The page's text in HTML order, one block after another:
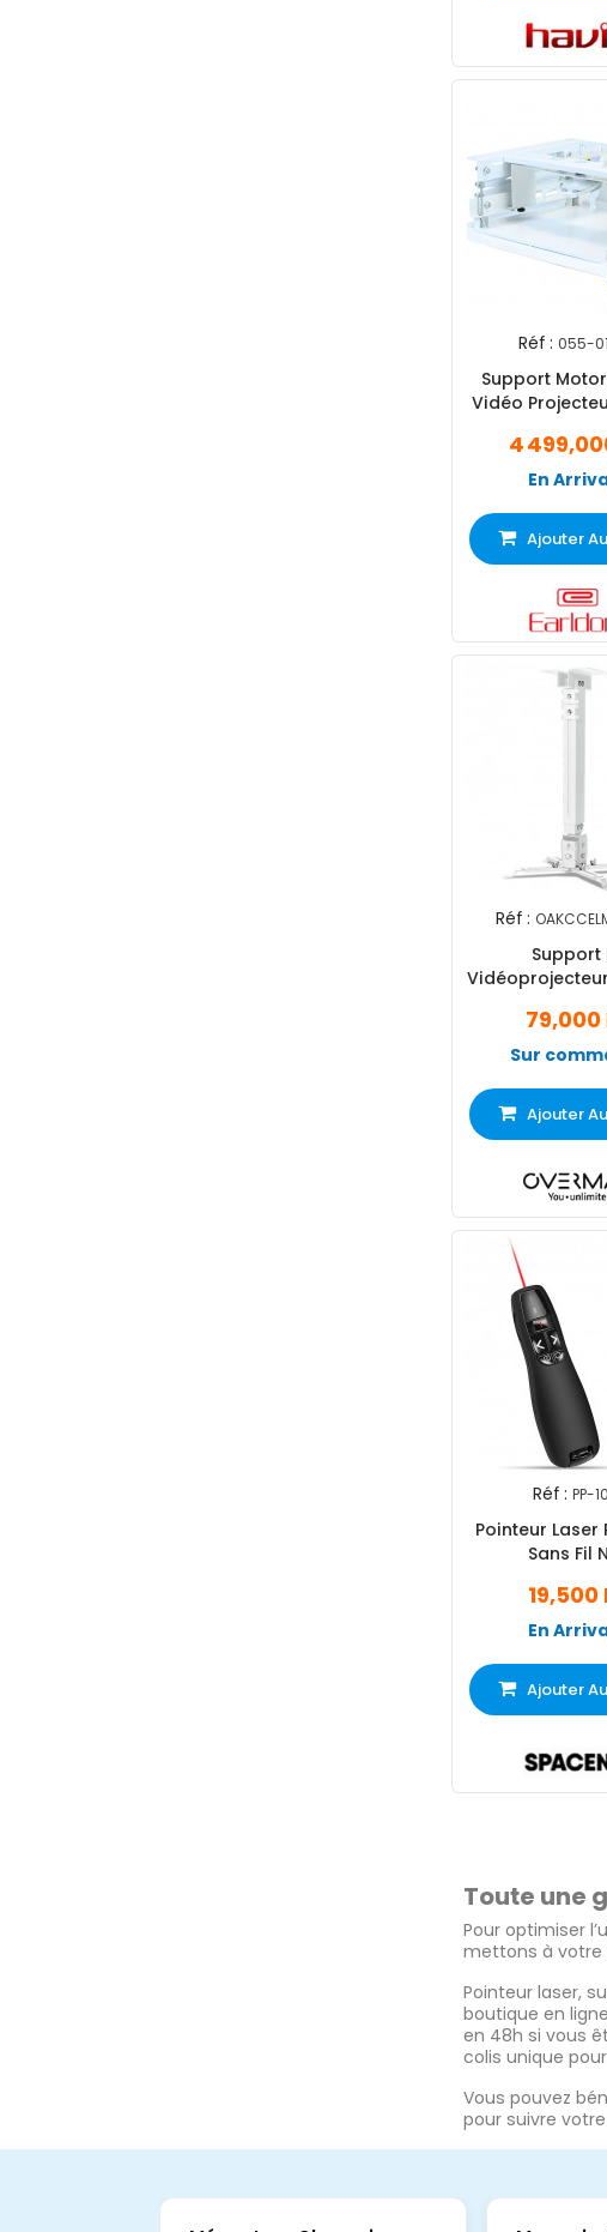
Réf : 055-
Support
Vidéo
4
En
Ajouter
Réf :
Support
79,000
Sur
Ajouter
Réf : PP-
Pointeur Laser
Sans Fil
19,500
En
Ajouter
Toute une
Pour optimiser
mettons à votre
Pointeur laser,
boutique en
en 48h si vous
colis unique
Vous pouvez
pour suivre